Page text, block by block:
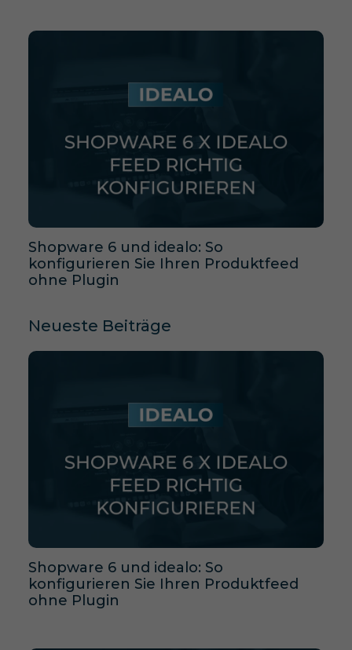
Shopware 6 und idealo: So
konfigurieren Sie Ihren Produktfeed
ohne Plugin
Neueste Beiträge
Shopware 6 und idealo: So
konfigurieren Sie Ihren Produktfeed
ohne Plugin